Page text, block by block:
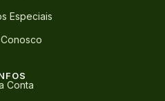
Especiais
Conta